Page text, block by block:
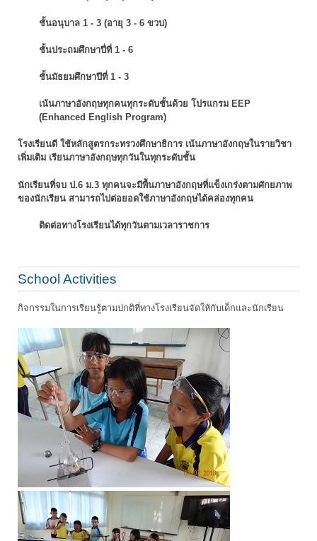
ชั้นอนุบาล 1 - 3 (อายุ 3 - 6 ขวบ)
ชั้นประถมศึกษาปี่ที่ 1 - 6
ชั้นมัธยมศึกษาปีที่ 1 - 3
เน้นภาษาอังกฤษทุกคนทุกระดับชั้นด้วย โปรแกรม EEP
(Enhanced English Program)
โรงเรียนดี ใช้หลักสูตรกระทรวงศึกษาธิการ เน้นภาษาอังกฤษในรายวิชา
เพิ่มเติม เรียนภาษาอังกฤษทุกวันในทุกระดับชั้น
นักเรียนที่จบ ป.6 ม.3 ทุกคนจะมีพื้นภาษาอังกฤษที่แข็งเกร่งตามศักยภาพ
ของนักเรียน สามารถไปต่อยอดใช้ภาษาอังกฤษได้คล่องทุกคน
ติดต่อทางโรงเรียนได้ทุกวันตามเวลาราชการ
School Activities
กิจกรรมในการเรียนรู้ตามปกติที่ทางโรงเรียนจัดให้กับเด็กและนักเรียน